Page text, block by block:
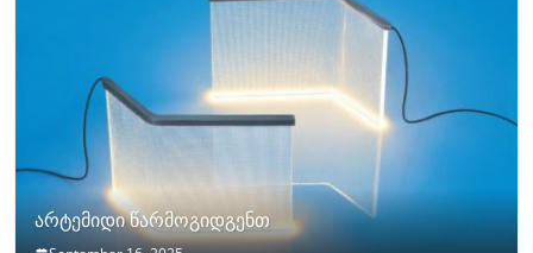
არტემიდი წარმოგიდგენთ